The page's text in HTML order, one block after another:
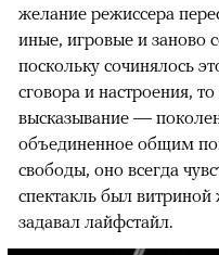
желание режиссера
иные, игровые и заново
поскольку сочинялось
сговора и настроения,
высказывание —
объединенное общим
свободы, оно всегда
спектакль был
задавал лайфстайл.